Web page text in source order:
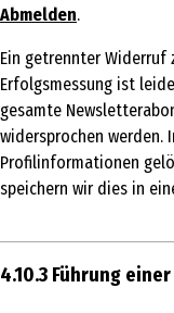
Abmelden.
Ein getrennter
Erfolgsmessung ist
gesamte
widersprochen werden.
Profilinformationen
speichern wir dies in
4.10.3 Führung